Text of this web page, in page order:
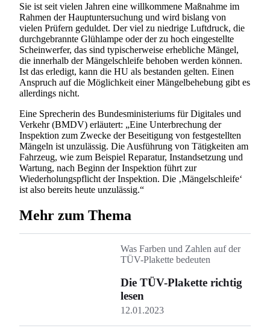
Sie ist seit vielen Jahren eine willkommene Maßnahme im
Rahmen der Hauptuntersuchung und wird bislang von
vielen Prüfern geduldet. Der viel zu niedrige Luftdruck, die
durchgebrannte Glühlampe oder der zu hoch eingestellte
Scheinwerfer, das sind typischerweise erhebliche Mängel,
die innerhalb der Mängelschleife behoben werden können.
Ist das erledigt, kann die HU als bestanden gelten. Einen
Anspruch auf die Möglichkeit einer Mängelbehebung gibt es
allerdings nicht.
Eine Sprecherin des Bundesministeriums für Digitales und
Verkehr (BMDV) erläutert: „Eine Unterbrechung der
Inspektion zum Zwecke der Beseitigung von festgestellten
Mängeln ist unzulässig. Die Ausführung von Tätigkeiten am
Fahrzeug, wie zum Beispiel Reparatur, Instandsetzung und
Wartung, nach Beginn der Inspektion führt zur
Wiederholungspflicht der Inspektion. Die ‚Mängelschleife‘
ist also bereits heute unzulässig.“
Mehr zum Thema
Was Farben und Zahlen auf der
TÜV-Plakette bedeuten
Die TÜV-Plakette richtig
lesen
12.01.2023